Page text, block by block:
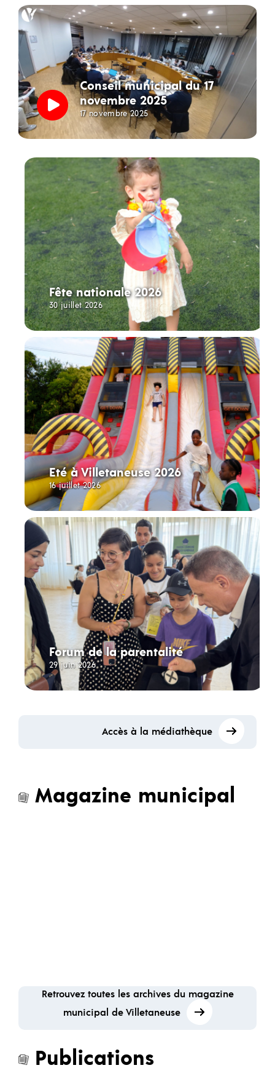
Conseil municipal du 17
novembre 2025
17 novembre 2025
Fête nationale 2026
30 juillet 2026
Eté à Villetaneuse 2026
16 juillet 2026
Forum de la parentalité
29 juin 2026
Accès à la médiathèque
Magazine municipal
Retrouvez toutes les archives du magazine
municipal de Villetaneuse
Publications